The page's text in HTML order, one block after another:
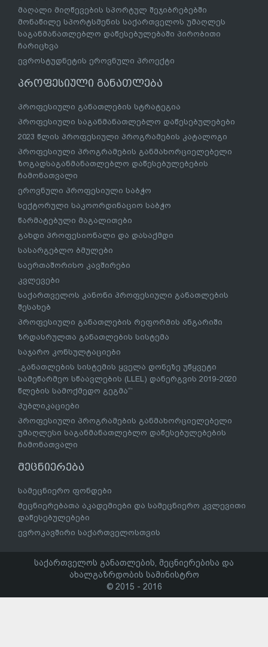
მაღალი მიღწევების სპორტულ შეჯიბრებებში
მონაწილე სპორტსმენის საქართველოს უმაღლეს
საგანმანათლებლო დაწესებულებაში პირობითი
ჩარიცხვა
ევროსტუდნეტის ეროვნული პროექტი
პროფესიული განათლება
პროფესიული განათლების სტრატეგია
პროფესიული საგანმანათლებლო დაწესებულებები
2023 წლის პროფესიული პროგრამების კატალოგი
პროფესიული პროგრამების განმახორციელებელი
ზოგადსაგანმანათლებლო დაწესებულებების
ჩამონათვალი
ეროვნული პროფესიული საბჭო
სექტორული საკოორდინაციო საბჭო
წარმატებული მაგალითები
გახდი პროფესიონალი და დასაქმდი
სასარგებლო ბმულები
საერთაშორისო კავშირები
კვლევები
საქართველოს კანონი პროფესიული განათლების
შესახებ
პროფესიული განათლების რეფორმის ანგარიში
ზრდასრულთა განათლების სისტემა
საჯარო კონსულტაციები
„განათლების სისტემის ყველა დონეზე უწყვეტი
სამეწარმეო სწაავლების (LLEL) დანერგვის 2019-2020
წლების სამოქმედო გეგმა“’
პუბლიკაციები
პროფესიული პროგრამების განმახორციელებელი
უმაღლესი საგანმანათლებლო დაწესებულებების
ჩამონათვალი
მეცნიერება
სამეცნიერო ფონდები
მეცნიერებათა აკადემიები და სამეცნიერო კვლევითი
დაწესებულებები
ევროკავშირი საქართველოსთვის
საქართველოს განათლების, მეცნიერებისა და
ახალგაზრდობის სამინისტრო
© 2015 - 2016